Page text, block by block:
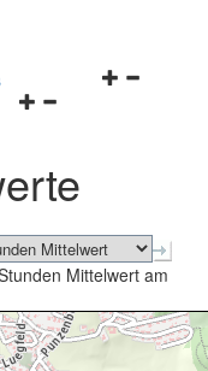
Navigationsmenü
schließen
Mittelwert am